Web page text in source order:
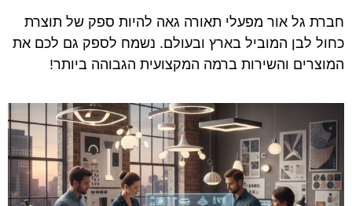
חברת גל אור מפעלי תאורה גאה להיות ספק של תוצרת
כחול לבן המוביל בארץ ובעולם. נשמח לספק גם לכם את
המוצרים והשירות ברמה המקצועית הגבוהה ביותר!